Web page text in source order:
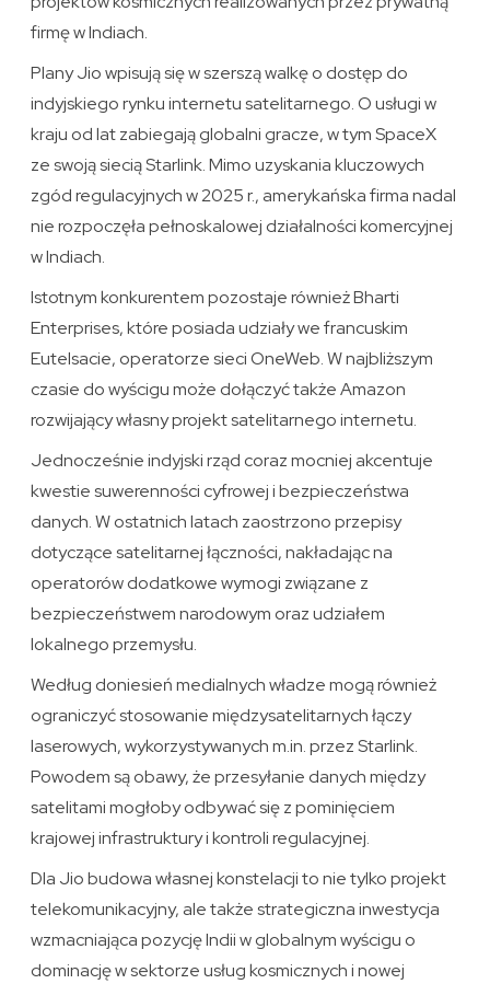
firmę w Indiach.
Plany Jio wpisują się w szerszą walkę o dostęp do
indyjskiego rynku internetu satelitarnego. O usługi w
kraju od lat zabiegają globalni gracze, w tym SpaceX
ze swoją siecią Starlink. Mimo uzyskania kluczowych
zgód regulacyjnych w 2025 r., amerykańska firma nadal
nie rozpoczęła pełnoskalowej działalności komercyjnej
w Indiach.
Istotnym konkurentem pozostaje również Bharti
Enterprises, które posiada udziały we francuskim
Eutelsacie, operatorze sieci OneWeb. W najbliższym
czasie do wyścigu może dołączyć także Amazon
rozwijający własny projekt satelitarnego internetu.
Jednocześnie indyjski rząd coraz mocniej akcentuje
kwestie suwerenności cyfrowej i bezpieczeństwa
danych. W ostatnich latach zaostrzono przepisy
dotyczące satelitarnej łączności, nakładając na
operatorów dodatkowe wymogi związane z
bezpieczeństwem narodowym oraz udziałem
lokalnego przemysłu.
Według doniesień medialnych władze mogą również
ograniczyć stosowanie międzysatelitarnych łączy
laserowych, wykorzystywanych m.in. przez Starlink.
Powodem są obawy, że przesyłanie danych między
satelitami mogłoby odbywać się z pominięciem
krajowej infrastruktury i kontroli regulacyjnej.
Dla Jio budowa własnej konstelacji to nie tylko projekt
telekomunikacyjny, ale także strategiczna inwestycja
wzmacniająca pozycję Indii w globalnym wyścigu o
dominację w sektorze usług kosmicznych i nowej